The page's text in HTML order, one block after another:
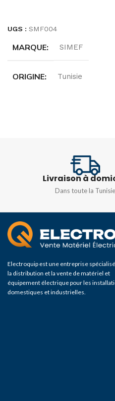
UGS : SMF004
MARQUE SIMEF
ORIGINE Tunisie
Monophasé 230v
Blanc
Livraison à
Dans toute la Tunisie
Electroquip est une entreprise
la distribution et la vente de matériel et
équipement électrique pour les
domestiques et industrielles.